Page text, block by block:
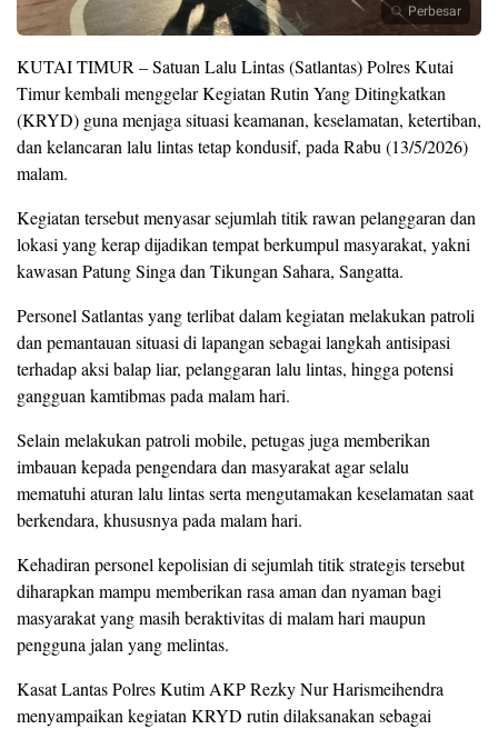
Perbesar
KUTAI TIMUR – Satuan Lalu Lintas (Satlantas) Polres Kutai
Timur kembali menggelar Kegiatan Rutin Yang Ditingkatkan
(KRYD) guna menjaga situasi keamanan, keselamatan, ketertiban,
dan kelancaran lalu lintas tetap kondusif, pada Rabu (13/5/2026)
malam.
Kegiatan tersebut menyasar sejumlah titik rawan pelanggaran dan
lokasi yang kerap dijadikan tempat berkumpul masyarakat, yakni
kawasan Patung Singa dan Tikungan Sahara, Sangatta.
Personel Satlantas yang terlibat dalam kegiatan melakukan patroli
dan pemantauan situasi di lapangan sebagai langkah antisipasi
terhadap aksi balap liar, pelanggaran lalu lintas, hingga potensi
gangguan kamtibmas pada malam hari.
Selain melakukan patroli mobile, petugas juga memberikan
imbauan kepada pengendara dan masyarakat agar selalu
mematuhi aturan lalu lintas serta mengutamakan keselamatan saat
berkendara, khususnya pada malam hari.
Kehadiran personel kepolisian di sejumlah titik strategis tersebut
diharapkan mampu memberikan rasa aman dan nyaman bagi
masyarakat yang masih beraktivitas di malam hari maupun
pengguna jalan yang melintas.
Kasat Lantas Polres Kutim AKP Rezky Nur Harismeihendra
menyampaikan kegiatan KRYD rutin dilaksanakan sebagai